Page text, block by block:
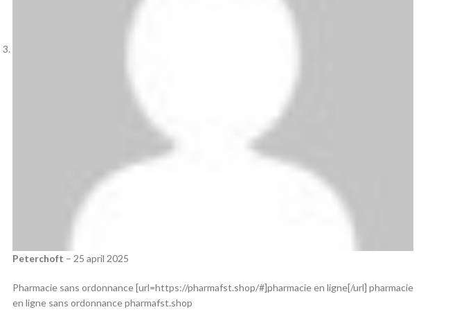
Peterchoft – 25 april 2025
Pharmacie sans ordonnance [url=https://pharmafst.shop/#]pharmacie en ligne[/url] pharmacie
en ligne sans ordonnance pharmafst.shop